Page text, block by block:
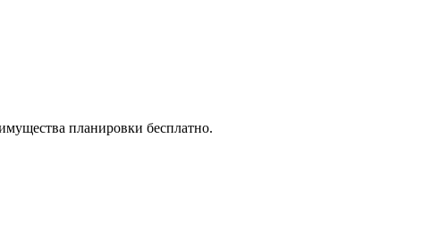
планировки бесплатно.